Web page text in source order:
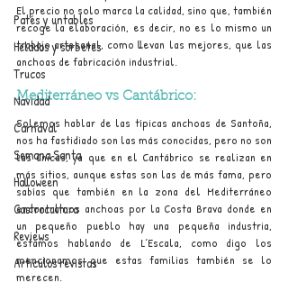
Patés y untables
Helados y sorbetes
Trucos
Navidad
Carnaval
Semana Santa
Halloween
Gastrocultura
Reviews
Artículos revistas
El precio no solo marca la calidad, sino que, también
recoge la elaboración, es decir, no es lo mismo un
trabajo artesanal, como llevan las mejores, que las
anchoas de fabricación industrial.
Mediterráneo vs Cantábrico:
Solemos hablar de las típicas anchoas de Santoña,
nos ha fastidiado son las más conocidas, pero no son
las únicas, ya que en el Cantábrico se realizan en
más sitios, aunque estas son las de más fama, pero
sabías que también en la zona del Mediterráneo
encontramos anchoas por la Costa Brava donde en
un pequeño pueblo hay una pequeña industria,
estamos hablando de L´Escala, como digo los
mencionamos que estas familias también se lo
merecen.